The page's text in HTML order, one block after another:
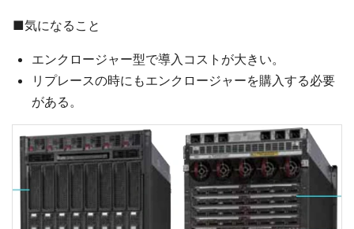
■気になること
エンクロージャー型で導入コストが大きい。
リプレースの時にもエンクロージャーを購入する必要
がある。